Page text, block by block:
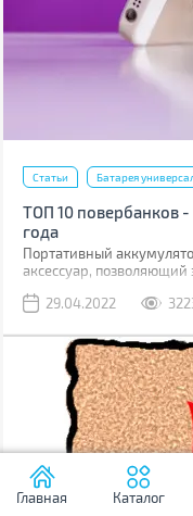
Статьи Батарея
ТОП 10 повербанков
года
Портативный
аксессуар,
поездки), и во время
Мы составили рейтинг
которых можно
29.04.2022
Главная Каталог